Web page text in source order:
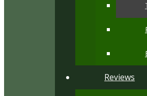
Reviews